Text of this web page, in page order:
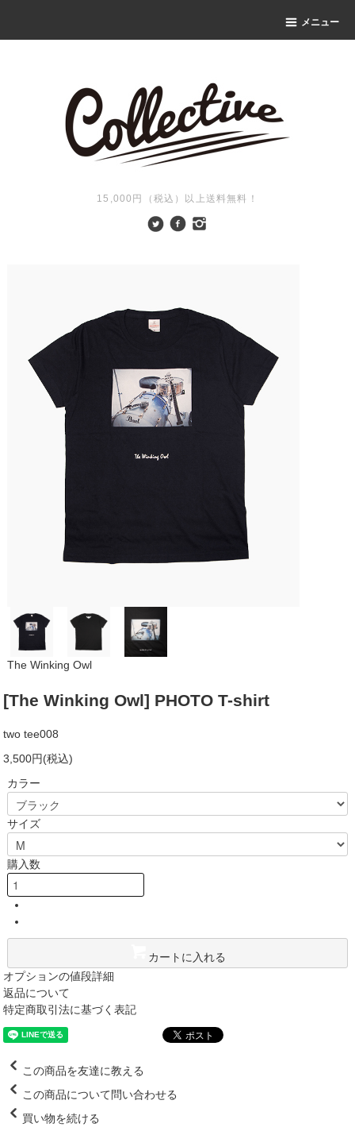
メニュー
15,000円（税込）以上送料無料！
The Winking Owl
[The Winking Owl] PHOTO T-shirt
two tee008
3,500円(税込)
カラー
サイズ
購入数
カートに入れる
オプションの値段詳細
返品について
特定商取引法に基づく表記
この商品を友達に教える
この商品について問い合わせる
買い物を続ける